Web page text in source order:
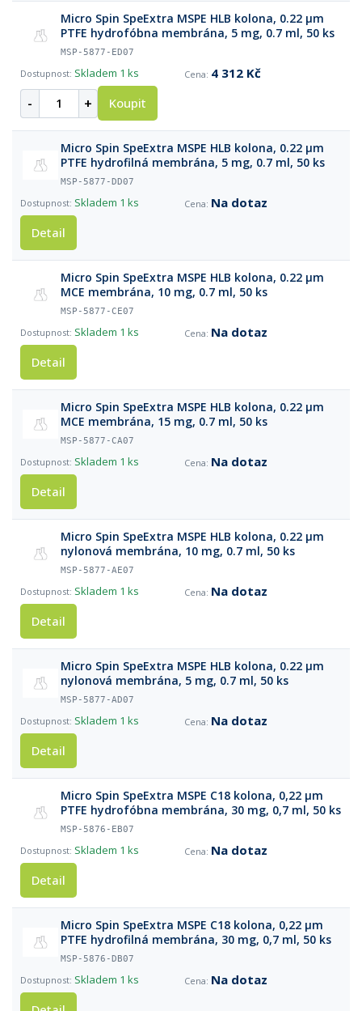
Micro Spin SpeExtra MSPE HLB kolоna, 0.22 µm
PTFE hydrofóbna membrána, 5 mg, 0.7 ml, 50 ks
MSP-5877-ED07
Skladem 1 ks 4 312 Kč
- + Koupit
Micro Spin SpeExtra MSPE HLB kolona, 0.22 µm
PTFE hydrofilná membrána, 5 mg, 0.7 ml, 50 ks
MSP-5877-DD07
Skladem 1 ks
Na dotaz
Detail
Micro Spin SpeExtra MSPE HLB kolona, 0.22 µm
MCE membrána, 10 mg, 0.7 ml, 50 ks
MSP-5877-CE07
Skladem 1 ks
Na dotaz
Detail
Micro Spin SpeExtra MSPE HLB kolona, 0.22 µm
MCE membrána, 15 mg, 0.7 ml, 50 ks
MSP-5877-CA07
Skladem 1 ks
Na dotaz
Detail
Micro Spin SpeExtra MSPE HLB kolona, 0.22 µm
nylonová membrána, 10 mg, 0.7 ml, 50 ks
MSP-5877-AE07
Skladem 1 ks
Na dotaz
Detail
Micro Spin SpeExtra MSPE HLB kolona, 0.22 µm
nylonová membrána, 5 mg, 0.7 ml, 50 ks
MSP-5877-AD07
Skladem 1 ks
Na dotaz
Detail
Micro Spin SpeExtra MSPE C18 kolоna, 0,22 µm
PTFE hydrofóbna membrána, 30 mg, 0,7 ml, 50 ks
MSP-5876-EB07
Skladem 1 ks
Na dotaz
Detail
Micro Spin SpeExtra MSPE C18 kolona, 0,22 µm
PTFE hydrofilná membrána, 30 mg, 0,7 ml, 50 ks
MSP-5876-DB07
Skladem 1 ks
Na dotaz